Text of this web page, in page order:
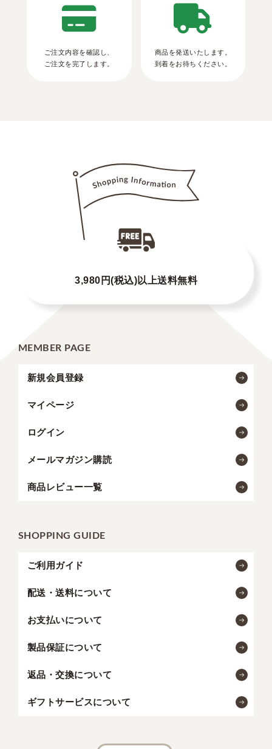
ご注文内容を確認し、
ご注文を完了します。
商品を発送いたします。
到着をお待ちください。
3,980円(税込)以上送料無料
MEMBER PAGE
新規会員登録
マイページ
ログイン
メールマガジン購読
商品レビュー一覧
SHOPPING GUIDE
ご利用ガイド
配送・送料について
お支払いについて
製品保証について
返品・交換について
ギフトサービスについて